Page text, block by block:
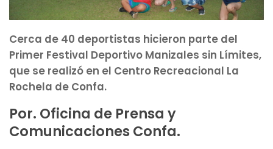
Cerca de 40 deportistas hicieron parte del
Primer Festival Deportivo Manizales sin Límites,
que se realizó en el Centro Recreacional La
Rochela de Confa.
Por. Oficina de Prensa y
Comunicaciones Confa.